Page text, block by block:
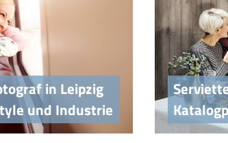
in Leipzig
und Industrie